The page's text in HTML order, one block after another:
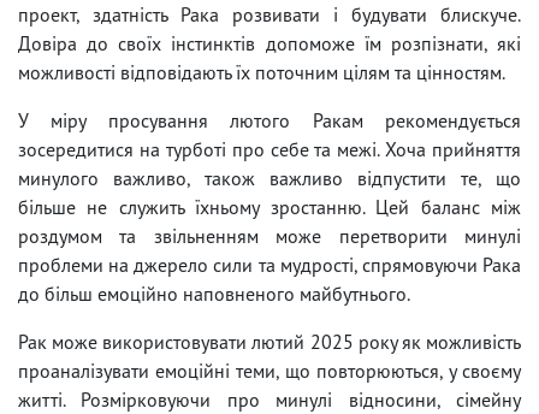
проект, здатність Рака розвивати і будувати блискуче.
Довіра до своїх інстинктів допоможе їм розпізнати, які
можливості відповідають їх поточним цілям та цінностям.
У міру просування лютого Ракам рекомендується
зосередитися на турботі про себе та межі. Хоча прийняття
минулого важливо, також важливо відпустити те, що
більше не служить їхньому зростанню. Цей баланс між
роздумом та звільненням може перетворити минулі
проблеми на джерело сили та мудрості, спрямовуючи Рака
до більш емоційно наповненого майбутнього.
Рак може використовувати лютий 2025 року як можливість
проаналізувати емоційні теми, що повторюються, у своєму
житті. Розмірковуючи про минулі відносини, сімейну